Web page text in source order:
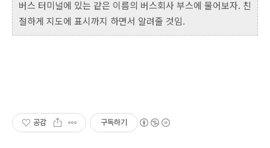
버스 터미널에 있는 같은 이름의 버스회사 부스에 물어보자. 친
절하게 지도에 표시까지 하면서 알려줄 것임.
공감 구독하기